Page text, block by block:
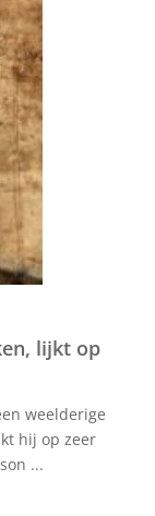
lijkt op
weelderige
hij op zeer
...